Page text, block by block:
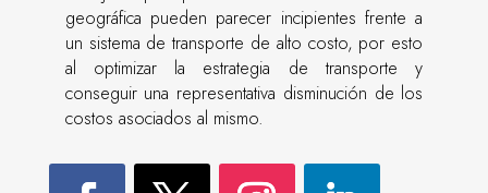
geográfica pueden parecer incipientes frente a
un sistema de transporte de alto costo, por esto
al optimizar la estrategia de transporte y
conseguir una representativa disminución de los
costos asociados al mismo.